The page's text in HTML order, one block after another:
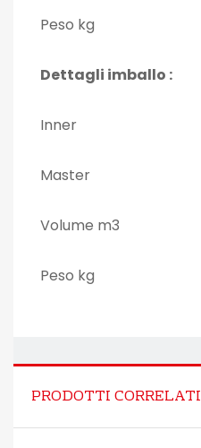
Peso kg
Dettagli imballo :
Inner
Master
Volume m3
Peso kg
PRODOTTI CORRELATI